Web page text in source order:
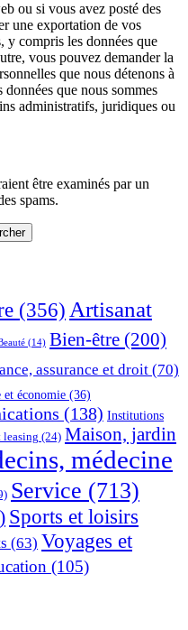
ou si vous avez posté des
une exportation de vos
y compris les données que
vous pouvez demander la
que nous détenons à
que nous sommes
administratifs, juridiques ou
être examinés par un
spams.
(356) Artisanat
(14) Bien-être (200)
assurance et droit (70)
économie (36)
(138) Institutions
leasing (24) Maison, jardin
médecine
Service (713)
Sports et loisirs
(63) Voyages et
(105)